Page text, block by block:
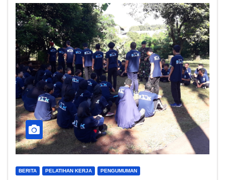
BERITA PELATIHAN KERJA PENGUMUMAN